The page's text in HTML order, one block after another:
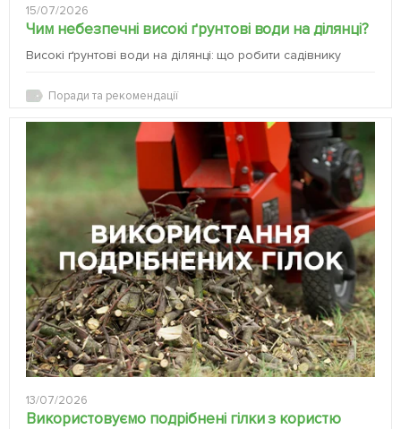
15/07/2026
Чим небезпечні високі ґрунтові води на ділянці?
Високі ґрунтові води на ділянці: що робити садівнику
Поради та рекомендації
13/07/2026
Використовуємо подрібнені гілки з користю